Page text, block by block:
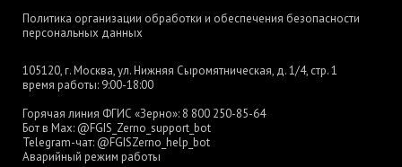
Политика организации обработки и обеспечения безопасности
персональных данных
105120, г. Москва, ул. Нижняя Сыромятническая, д. 1/4, стр. 1
время работы: 9:00-18:00
Горячая линия ФГИС «Зерно»: 8 800 250-85-64
Бот в Max: @FGIS_Zerno_support_bot
Telegram-чат: @FGISZerno_help_bot
Аварийный режим работы